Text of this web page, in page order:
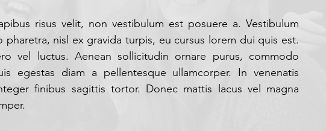
risus velit, non vestibulum est posuere a. Vestibulum
nisl ex gravida turpis, eu cursus lorem dui quis est.
vel luctus. Aenean sollicitudin ornare purus, commodo
egestas diam a pellentesque ullamcorper. In venenatis
finibus sagittis tortor. Donec mattis lacus vel magna